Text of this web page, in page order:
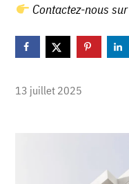
Contactez-nous sur
13 juillet 2025